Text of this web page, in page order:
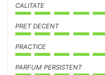
CALITATE
PRET DECENT
PRACTICE
PARFUM PERSISTENT